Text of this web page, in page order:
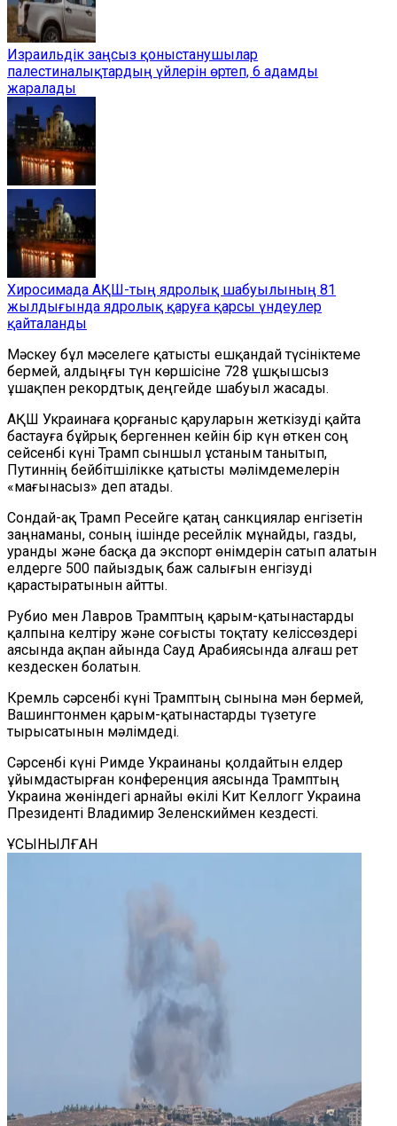
Израильдік заңсыз қоныстанушылар
палестиналықтардың үйлерін өртеп, 6 адамды
жаралады
Хиросимада АҚШ-тың ядролық шабуылының 81
жылдығында ядролық қаруға қарсы үндеулер
қайталанды
Мәскеу бұл мәселеге қатысты ешқандай түсініктеме
бермей, алдыңғы түн көршісіне 728 ұшқышсыз
ұшақпен рекордтық деңгейде шабуыл жасады.
АҚШ Украинаға қорғаныс қаруларын жеткізуді қайта
бастауға бұйрық бергеннен кейін бір күн өткен соң
сейсенбі күні Трамп сыншыл ұстаным танытып,
Путиннің бейбітшілікке қатысты мәлімдемелерін
«мағынасыз» деп атады.
Сондай-ақ Трамп Ресейге қатаң санкциялар енгізетін
заңнаманы, соның ішінде ресейлік мұнайды, газды,
уранды және басқа да экспорт өнімдерін сатып алатын
елдерге 500 пайыздық баж салығын енгізуді
қарастыратынын айтты.
Рубио мен Лавров Трамптың қарым-қатынастарды
қалпына келтіру және соғысты тоқтату келіссөздері
аясында ақпан айында Сауд Арабиясында алғаш рет
кездескен болатын.
Кремль сәрсенбі күні Трамптың сынына мән бермей,
Вашингтонмен қарым-қатынастарды түзетуге
тырысатынын мәлімдеді.
Сәрсенбі күні Римде Украинаны қолдайтын елдер
ұйымдастырған конференция аясында Трамптың
Украина жөніндегі арнайы өкілі Кит Келлогг Украина
Президенті Владимир Зеленскиймен кездесті.
ҰСЫНЫЛҒАН